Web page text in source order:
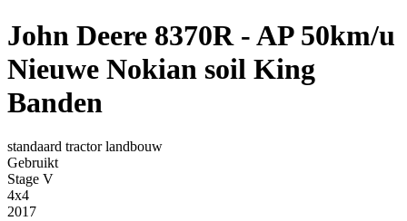
John Deere 8370R - AP 50km/u
Nieuwe Nokian soil King
Banden
standaard tractor landbouw
Gebruikt
Stage V
4x4
2017